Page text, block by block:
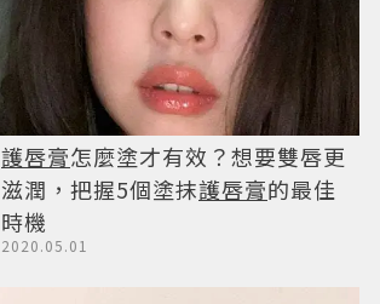
護唇膏怎麼塗才有效？想要雙唇更
滋潤，把握5個塗抹護唇膏的最佳
時機
2020.05.01